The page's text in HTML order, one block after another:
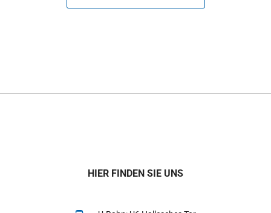
HIER FINDEN SIE UNS